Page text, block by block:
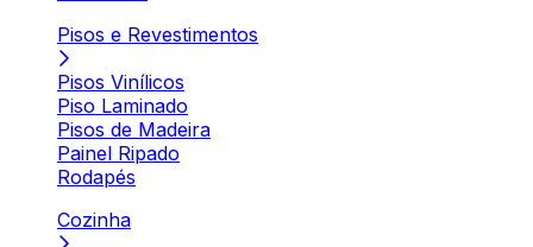
Pisos e Revestimentos
Pisos Vinílicos
Piso Laminado
Pisos de Madeira
Painel Ripado
Rodapés
Cozinha